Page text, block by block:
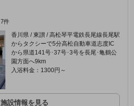
7件
香川県 / 東讃 / 高松琴平電鉄長尾線長尾駅
からタクシーで5分高松自動車道志度IC
から県道141号･37号･3号を長尾･亀鶴公
園方面へ9km
入浴料金：1300円～
施設情報を見る